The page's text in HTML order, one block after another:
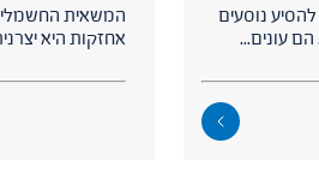
נוסעים
עונים...
המשאית
אחזקות היא